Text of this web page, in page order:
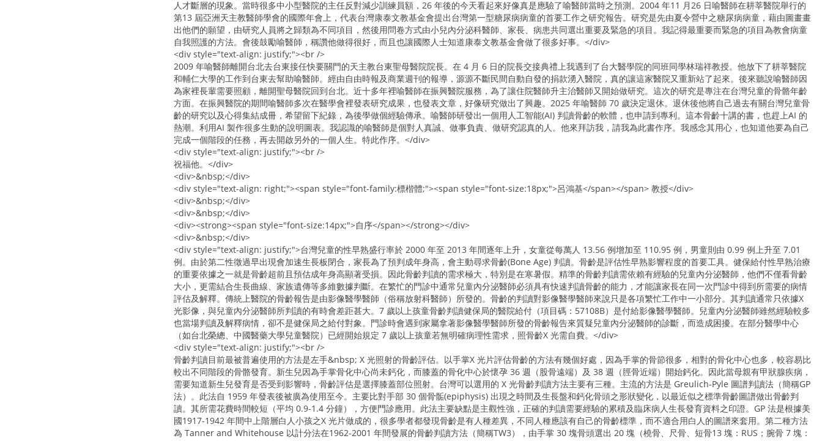
人才斷層的現象。當時很多中小型醫院的主任反對減少訓練員額，26 年後的今天看起來好像真是應驗了喻醫師當時之預測。2004 年11 月26 日喻醫師在耕莘醫院舉行的
第13 屆亞洲天主教醫師學會的國際年會上，代表台灣康泰文教基金會提出台灣第一型糖尿病病童的首要工作之研究報告。研究是先由夏令營中之糖尿病病童，藉由圖畫畫
出他們的願望，由研究人員將之歸類為不同項目，然後用問卷方式由小兒內分泌科醫師、家長、病患共同選出重要及緊急的項目。我記得最重要而緊急的項目為教會病童
自我照護的方法。會後鼓勵喻醫師，稱讚他做得很好，而且也讓國際人士知道康泰文教基金會做了很多好事。</div>
<div style="text-align: justify;"><br />
2009 年喻醫師離開台北去台東接任快要關門的天主教台東聖母醫院院長。在 4 月 6 日的院長交接典禮上我遇到了台大醫學院的同班同學林瑞祥教授。他放下了耕莘醫院
和輔仁大學的工作到台東去幫助喻醫師。經由自由時報及商業週刊的報導，源源不斷民間自動自發的捐款湧入醫院，真的讓這家醫院又重新站了起來。後來聽說喻醫師因
為家裡長輩需要照顧，離開聖母醫院回到台北。近十多年裡喻醫師在振興醫院服務，為了讓住院醫師升主治醫師又開始做研究。這次的研究是專注在台灣兒童的骨骼年齡
方面。在振興醫院的期間喻醫師多次在醫學會裡發表研究成果，也發表文章，好像研究做出了興趣。2025 年喻醫師 70 歲決定退休。退休後他將自己過去有關台灣兒童骨
齡的研究以及心得集結成冊，希望留下紀錄，為後學做個經驗傳承。喻醫師研發出一個用人工智能(AI) 判讀骨齡的軟體，也申請到專利。這本骨齡十講的書，也趕上AI 的
熱潮。利用AI 製作很多生動的說明圖表。我認識的喻醫師是個對人真誠、做事負責、做研究認真的人。他來拜訪我，請我為此書作序。我感念其用心，也知道他要為自己
完成一個階段的任務，再去開啟另外的一個人生。特此作序。</div>
<div style="text-align: justify;"><br />
祝福他。</div>
<div>&nbsp;</div>
<div style="text-align: right;"><span style="font-family:標楷體;"><span style="font-size:18px;">呂鴻基</span></span> 教授</div>
<div>&nbsp;</div>
<div>&nbsp;</div>
<div><strong><span style="font-size:14px;">自序</span></strong></div>
<div>&nbsp;</div>
<div style="text-align: justify;">台灣兒童的性早熟盛行率於 2000 年至 2013 年間逐年上升，女童從每萬人 13.56 例增加至 110.95 例，男童則由 0.99 例上升至 7.01
例。由於第二性徵過早出現會加速生長板閉合，家長為了預判成年身高，會主動尋求骨齡(Bone Age) 判讀。骨齡是評估性早熟影響程度的首要工具。健保給付性早熟治療
的重要依據之一就是骨齡超前且預估成年身高顯著受損。因此骨齡判讀的需求極大，特別是在寒暑假。精準的骨齡判讀需依賴有經驗的兒童內分泌醫師，他們不僅看骨齡
大小，更需結合生長曲線、家族遺傳等多維數據判斷。在繁忙的門診中通常兒童內分泌醫師必須具有快速判讀骨齡的能力，才能讓家長在同一次門診中得到所需要的病情
評估及解釋。傳統上醫院的骨齡報告是由影像醫學醫師（俗稱放射科醫師）所發的。骨齡的判讀對影像醫學醫師來說只是各項繁忙工作中一小部分。其判讀通常只依據X
光影像，與兒童內分泌醫師所判讀的有時會差距甚大。7 歲以上孩童骨齡判讀健保局的醫院給付（項目碼：57108B）是付給影像醫學醫師。兒童內分泌醫師雖然經驗較多
也當場判讀及解釋病情，卻不是健保局之給付對象。門診時會遇到家屬拿著影像醫學醫師所發的骨齡報告來質疑兒童內分泌醫師的診斷，而造成困擾。在部分醫學中心
（如台北榮總、中國醫藥大學兒童醫院）已經開始規定 7 歲以上孩童若無明確病理性需求，照骨齡X 光需自費。</div>
<div style="text-align: justify;"><br />
骨齡判讀目前最被普遍使用的方法是左手&nbsp; X 光照射的骨齡評估。以手掌X 光片評估骨齡的方法有幾個好處，因為手掌的骨節很多，相對的骨化中心也多，較容易比
較出不同階段的骨骼發育。新生兒因為手掌骨化中心尚未鈣化，而膝蓋的骨化中心於懷孕 36 週（股骨遠端）及 38 週（脛骨近端）開始鈣化。因此當母親有甲狀腺疾病，
需要知道新生兒發育是否受到影響時，骨齡評估是選擇膝蓋部位照射。台灣可以選用的 X 光骨齡判讀方法主要有三種。主流的方法是 Greulich-Pyle 圖譜判讀法（簡稱GP
法）。此法自 1959 年發表後被廣為使用至今。主要比對手部 30 個骨骺(epiphysis) 出現之時間及生長盤和鈣化骨頭之形狀變化，以最近似之標準骨齡圖譜做出骨齡判
讀。其所需花費時間較短（平均 0.9-1.4 分鐘），方便門診應用。此法主要缺點是主觀性強，正確的判讀需要經驗的累積及臨床病人生長發育資料之印證。GP 法是根據美
國1917-1942 年間中上階層白人小孩之X 光片做成的，很多學者都發現骨齡是有人種差異，不同人種應該有自己的骨齡標準，而不適合用白人的圖譜來套用。第二種方法
為 Tanner and Whitehouse 以計分法在1962-2001 年間發展的骨齡判讀方法（簡稱TW3），由手掌 30 塊骨頭選出 20 塊（橈骨、尺骨、短骨13 塊：RUS；腕骨 7 塊：